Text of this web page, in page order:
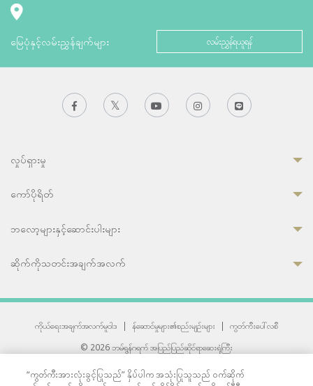
မြေပုံနှင့်လမ်းညွှန်ချက်များ လမ်းညွှန်ရယူရန်
လှုပ်ရှားမှု
ကော်ပိုရိတ်
ဘလော့များနှင့်ဆောင်းပါးများ
ဆိုက်ကိုသတင်းအချက်အလက်
ကိုယ်ရေးအချက်အလက်မူဝါဒ | န်ဆောင်မှုများ၏စည်းမျဉ်းများ |
ကွတ်ကီးပေါ်လစီ
© 2026 ဘမ်ရွန်ဂရက် အပြည်ပြည်ဆိုင်ရာဆေးရုံကြီး
“ကွတ်ကီးအားလုံးခွင့်ပြုသည်” နှိပ်ပါက အသုံးပြုသူသည် ဝက်ဆိုက်